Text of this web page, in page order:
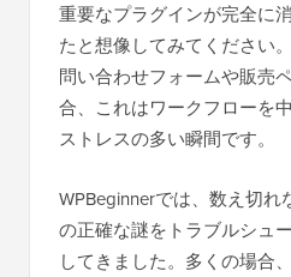
重要なプラグインが完全に
たと想像してみてください
問い合わせフォームや販売
合、これはワークフローを
ストレスの多い瞬間です。
WPBeginnerでは、数え切れ
の正確な謎をトラブルシュ
してきました。多くの場合